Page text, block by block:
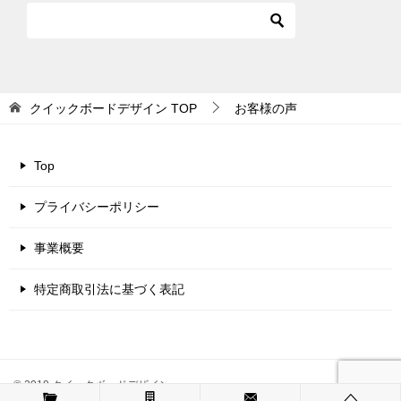
クイックボードデザイン TOP お客様の声
Top
プライバシーポリシー
事業概要
特定商取引法に基づく表記
© 2019 クイックボードデザイン